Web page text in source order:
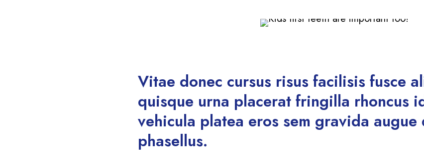
Vitae donec cursus risus facilisis fusce
quisque urna placerat fringilla rhoncus
vehicula platea eros sem gravida augue
phasellus.